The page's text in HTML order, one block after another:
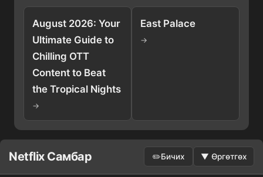
August 2026: Your
Ultimate Guide to
Chilling OTT
Content to Beat
the Tropical Nights
→
East Palace
→
Netflix Самбар ✏️Бичих ▼ Өргөтгөх